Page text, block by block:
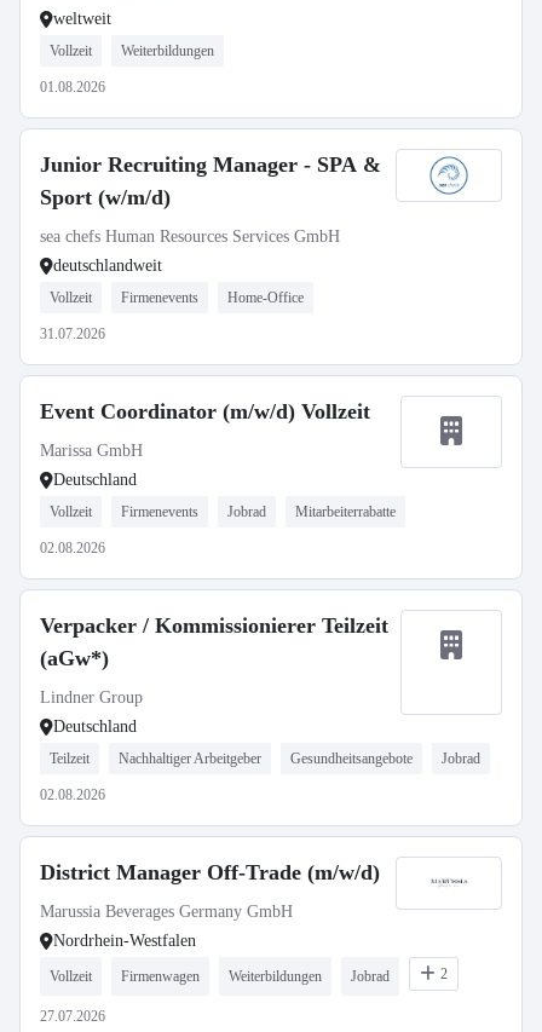
weltweit
Vollzeit Weiterbildungen
01.08.2026
Junior Recruiting Manager - SPA &
Sport (w/m/d)
sea chefs Human Resources Services GmbH
deutschlandweit
Vollzeit Firmenevents Home-Office
31.07.2026
Event Coordinator (m/w/d) Vollzeit
Marissa GmbH
Deutschland
Vollzeit Firmenevents Jobrad Mitarbeiterrabatte
02.08.2026
Verpacker / Kommissionierer Teilzeit
(aGw*)
Lindner Group
Deutschland
Teilzeit Nachhaltiger Arbeitgeber Gesundheitsangebote Jobrad
02.08.2026
District Manager Off-Trade (m/w/d)
Marussia Beverages Germany GmbH
Nordrhein-Westfalen
Vollzeit Firmenwagen Weiterbildungen Jobrad 2
27.07.2026